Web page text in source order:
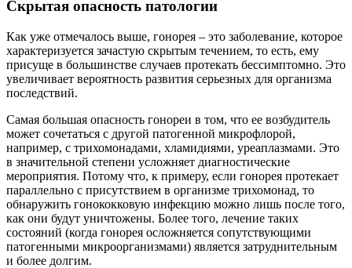
Скрытая опасность патологии
Как уже отмечалось выше, гонорея – это заболевание, которое
характеризуется зачастую скрытым течением, то есть, ему
присуще в большинстве случаев протекать бессимптомно. Это
увеличивает вероятность развития серьезных для организма
последствий.
Самая большая опасность гонореи в том, что ее возбудитель
может сочетаться с другой патогенной микрофлорой,
например, с трихомонадами, хламидиями, уреаплазмами. Это
в значительной степени усложняет диагностические
мероприятия. Потому что, к примеру, если гонорея протекает
параллельно с присутствием в организме трихомонад, то
обнаружить гонококковую инфекцию можно лишь после того,
как они будут уничтожены. Более того, лечение таких
состояний (когда гонорея осложняется сопутствующими
патогенными микроорганизмами) является затруднительным
и более долгим.